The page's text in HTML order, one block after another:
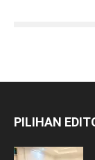
PILIHAN